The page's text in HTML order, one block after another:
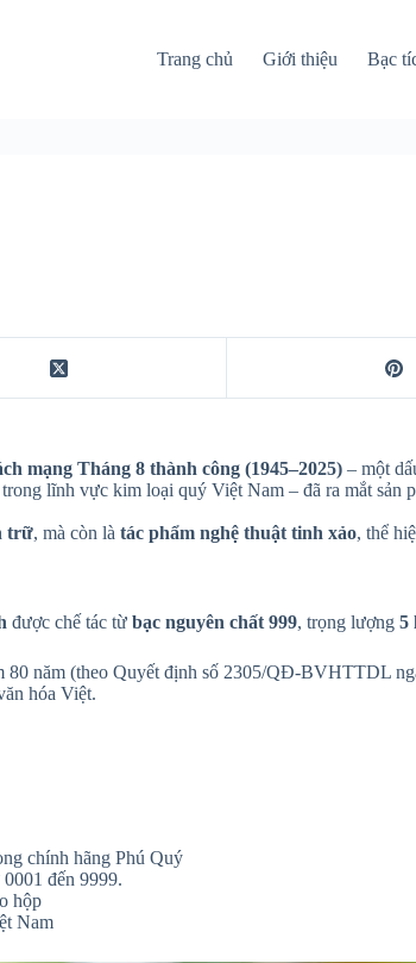
Trang chủ Giới thiệu Bạc
mạng Tháng 8 thành công (1945–2025) – một
lĩnh vực kim loại quý Việt Nam – đã ra mắt sản
trữ, mà còn là tác phẩm nghệ thuật tinh xảo, thể
được chế tác từ bạc nguyên chất 999, trọng lượng 5
80 năm (theo Quyết định số 2305/QĐ-BVHTTDL
hóa Việt.
chính hãng Phú Quý
đến 9999.
hộp
Nam